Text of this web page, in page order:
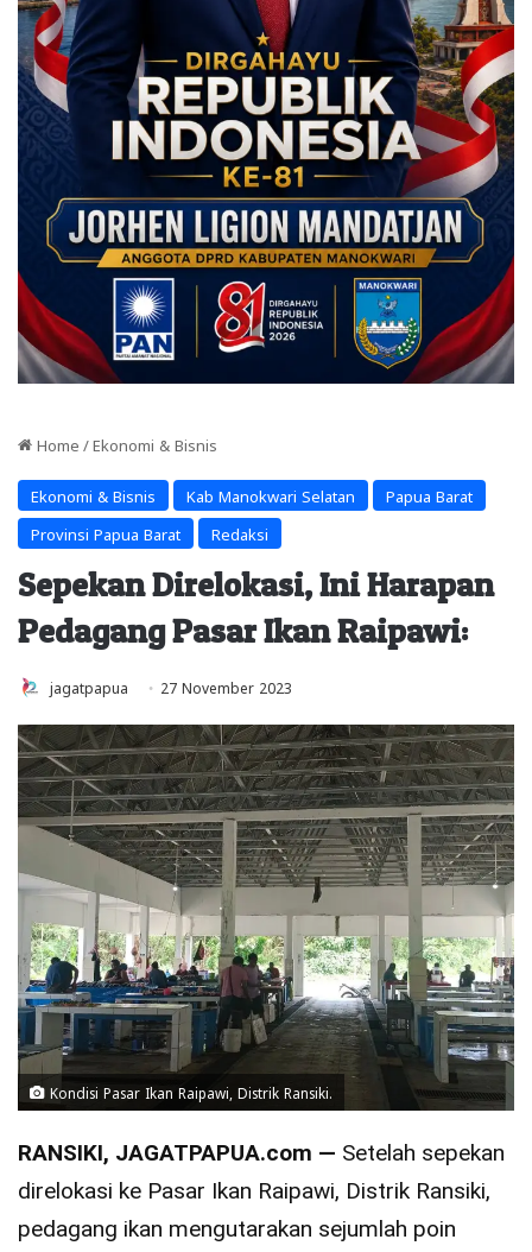
Home / Ekonomi & Bisnis
Ekonomi & Bisnis Kab Manokwari Selatan Papua Barat
Provinsi Papua Barat Redaksi
Sepekan Direlokasi, Ini Harapan
Pedagang Pasar Ikan Raipawi:
jagatpapua 27 November 2023
Kondisi Pasar Ikan Raipawi, Distrik Ransiki.
RANSIKI, JAGATPAPUA.com — Setelah sepekan
direlokasi ke Pasar Ikan Raipawi, Distrik Ransiki,
pedagang ikan mengutarakan sejumlah poin